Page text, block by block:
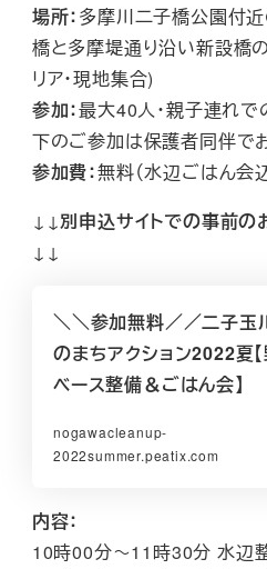
場所：多摩川二子橋公園付
橋と多摩堤通り沿い新設橋
リア・現地集合)
参加：最大40人・親子連れ
下のご参加は保護者同伴で
参加費：無料（水辺ごはん会
↓↓別申込サイトでの事前の
↓↓
＼＼参加無料／／二子玉
のまちアクション2022夏
ベース整備＆ごはん会】
nogawacleanup-
2022summer.peatix.com
内容：
10時00分～11時30分 水辺